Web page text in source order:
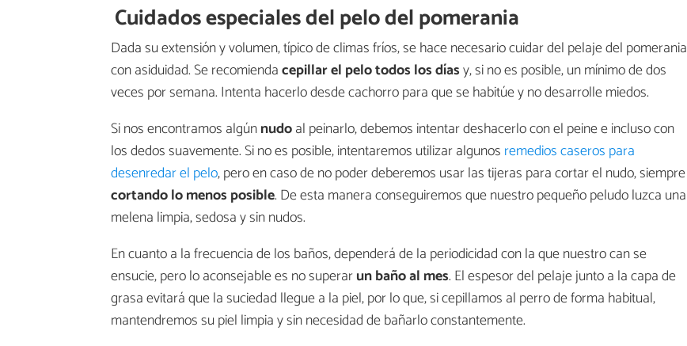
Cuidados especiales del pelo del pomerania
Dada su extensión y volumen, típico de climas fríos, se hace necesario cuidar del pelaje del pomerania
con asiduidad. Se recomiendacepillar el pelo todos los díasy, si no es posible, un mínimo de dos
veces por semana. Intenta hacerlo desde cachorro para que se habitúe y no desarrolle miedos.
Si nos encontramos algúnnudoal peinarlo, debemos intentar deshacerlo con el peine e incluso con
los dedos suavemente. Si no es posible, intentaremos utilizar algunos remedios caseros para
desenredar el pelo, pero en caso de no poder deberemos usar las tijeras para cortar el nudo, siempre
cortando lo menos posible. De esta manera conseguiremos que nuestro pequeño peludo luzca una
melena limpia, sedosa y sin nudos.
En cuanto a la frecuencia de los baños, dependerá de la periodicidad con la que nuestro can se
ensucie, pero lo aconsejable es no superarun baño al mes. El espesor del pelaje junto a la capa de
grasa evitará que la suciedad llegue a la piel, por lo que, si cepillamos al perro de forma habitual,
mantendremos su piel limpia y sin necesidad de bañarlo constantemente.